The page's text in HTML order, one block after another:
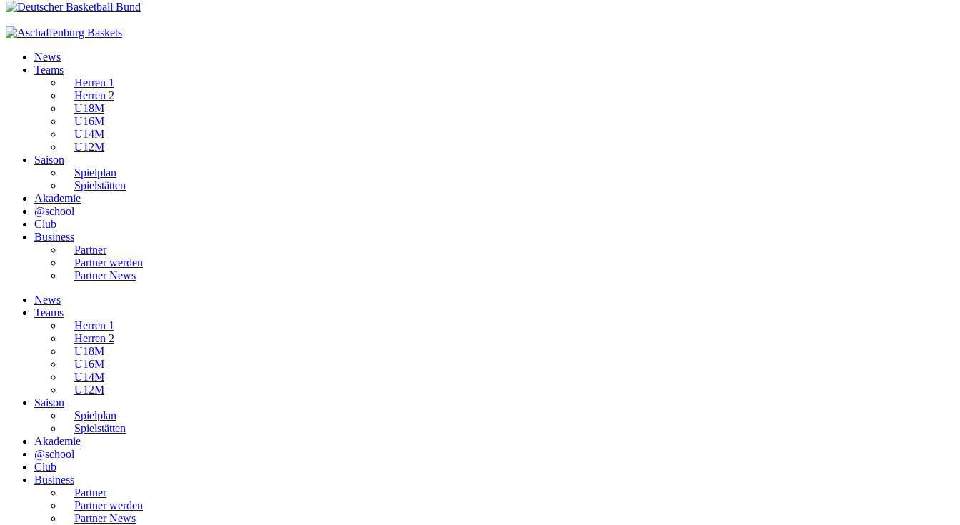
News
Teams
Herren 1
Herren 2
U18M
U16M
U14M
U12M
Saison
Spielplan
Spielstätten
Akademie
@school
Club
Business
Partner
Partner werden
Partner News
News
Teams
Herren 1
Herren 2
U18M
U16M
U14M
U12M
Saison
Spielplan
Spielstätten
Akademie
@school
Club
Business
Partner
Partner werden
Partner News